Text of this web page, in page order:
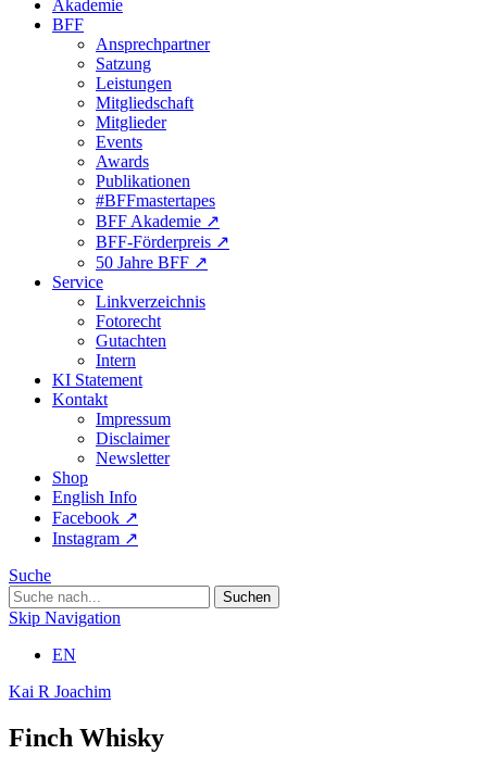
Akademie
BFF
Ansprechpartner
Satzung
Leistungen
Mitgliedschaft
Mitglieder
Events
Awards
Publikationen
#BFFmastertapes
BFF Akademie ↗︎
BFF-Förderpreis ↗︎
50 Jahre BFF ↗︎
Service
Linkverzeichnis
Fotorecht
Gutachten
Intern
KI Statement
Kontakt
Impressum
Disclaimer
Newsletter
Shop
English Info
Facebook ↗︎
Instagram ↗︎
Suche
Skip Navigation
EN
Kai R Joachim
Finch Whisky